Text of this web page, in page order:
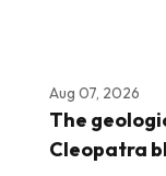
Aug 07, 2026
The
Cleopatra